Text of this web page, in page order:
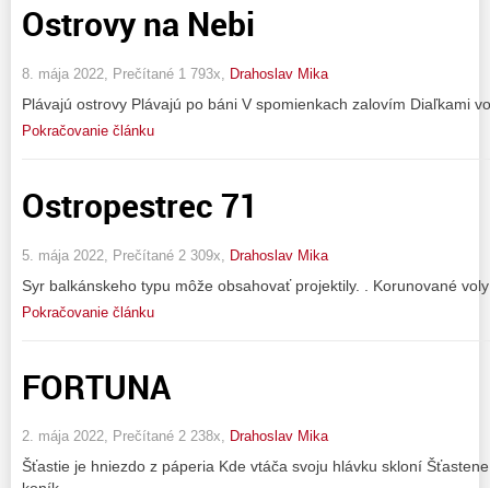
Ostrovy na Nebi
8. mája 2022, Prečítané 1 793x, Drahoslav Mika
Plávajú ostrovy Plávajú po báni V spomienkach zalovím Diaľkami
Pokračovanie článku
Ostropestrec 71
5. mája 2022, Prečítané 2 309x, Drahoslav Mika
Syr balkánskeho typu môže obsahovať projektily. . Korunované
Pokračovanie článku
FORTUNA
2. mája 2022, Prečítané 2 238x, Drahoslav Mika
Šťastie je hniezdo z páperia Kde vtáča svoju hlávku skloní